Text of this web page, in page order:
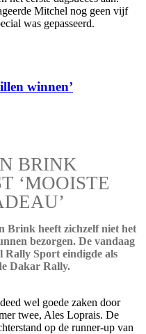
Mitchel nog geen vijf
was gepasseerd.
winnen’
BRINK
‘MOOISTE
heeft zichzelf niet het
bezorgen. De vandaag
Sport eindigde als
Dakar Rally.
wel goede zaken door
twee, Ales Loprais. De
op de runner-up van